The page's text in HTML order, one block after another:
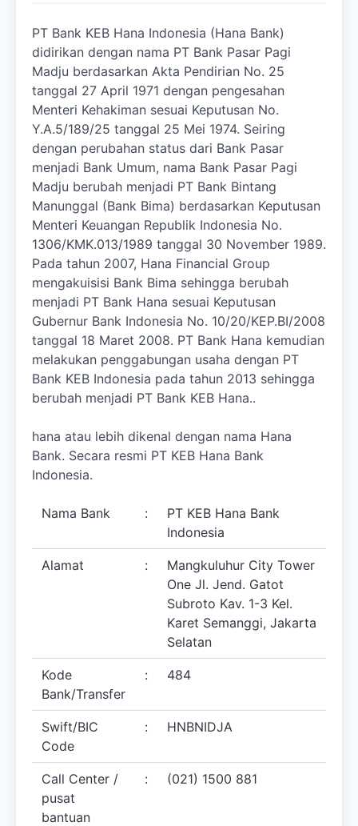
PT Bank KEB Hana Indonesia (Hana Bank)
didirikan dengan nama PT Bank Pasar Pagi
Madju berdasarkan Akta Pendirian No. 25
tanggal 27 April 1971 dengan pengesahan
Menteri Kehakiman sesuai Keputusan No.
Y.A.5/189/25 tanggal 25 Mei 1974. Seiring
dengan perubahan status dari Bank Pasar
menjadi Bank Umum, nama Bank Pasar Pagi
Madju berubah menjadi PT Bank Bintang
Manunggal (Bank Bima) berdasarkan Keputusan
Menteri Keuangan Republik Indonesia No.
1306/KMK.013/1989 tanggal 30 November 1989.
Pada tahun 2007, Hana Financial Group
mengakuisisi Bank Bima sehingga berubah
menjadi PT Bank Hana sesuai Keputusan
Gubernur Bank Indonesia No. 10/20/KEP.BI/2008
tanggal 18 Maret 2008. PT Bank Hana kemudian
melakukan penggabungan usaha dengan PT
Bank KEB Indonesia pada tahun 2013 sehingga
berubah menjadi PT Bank KEB Hana..
hana atau lebih dikenal dengan nama Hana
Bank. Secara resmi PT KEB Hana Bank
Indonesia.
Nama Bank :
PT KEB Hana Bank
Indonesia
Alamat :
Mangkuluhur City Tower
One Jl. Jend. Gatot
Subroto Kav. 1-3 Kel.
Karet Semanggi, Jakarta
Selatan
Kode
Bank/Transfer
: 484
Swift/BIC
Code
: HNBNIDJA
Call Center /
pusat
bantuan
: (021) 1500 881